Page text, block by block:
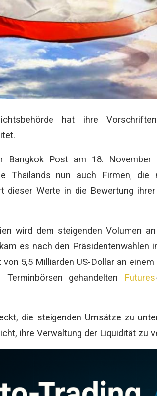
hat ihre
Bangkok Post am 18. November
Thailands nun auch Firmen, die
dieser Werte in die Bewertung
wird dem steigenden Volumen
es nach den Präsidentenwahlen
5,5 Milliarden US-Dollar an
gehandelten
Futures
die steigenden Umsätze zu
ihre Verwaltung der Liquidität zu